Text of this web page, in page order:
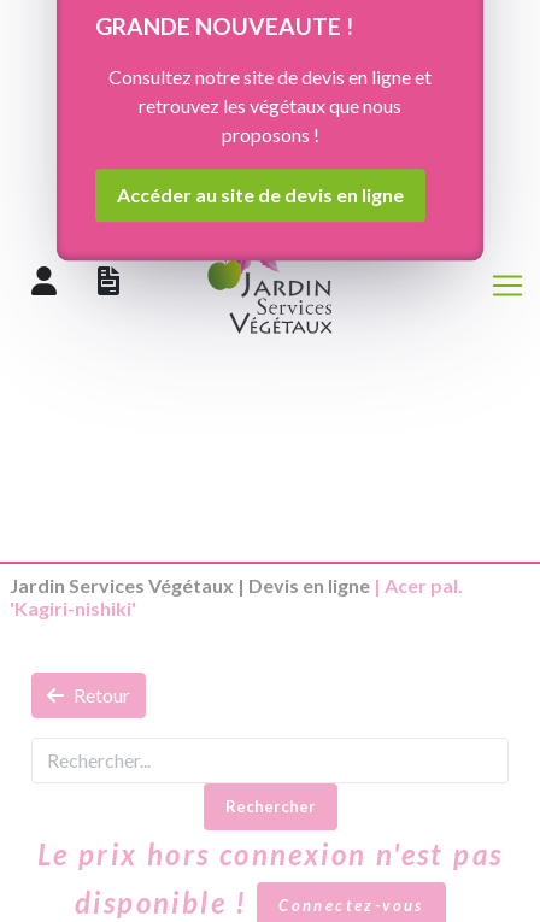
GRANDE NOUVEAUTE !
Consultez notre site de devis en ligne et
retrouvez les végétaux que nous
proposons !
Accéder au site de devis en ligne
Jardin Services Végétaux | Devis en ligne | Acer pal.
'Kagiri-nishiki'
Retour
Rechercher
Le prix hors connexion n'est pas
disponible !
Connectez-vous
Panneau de gestion des cookies